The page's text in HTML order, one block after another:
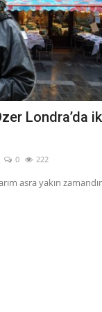
Londra’da
0 222
asra yakın zamandır